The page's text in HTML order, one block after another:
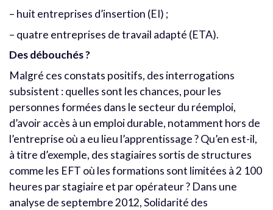
– huit entreprises d’insertion (EI) ;
– quatre entreprises de travail adapté (ETA).
Des débouchés ?
Malgré ces constats positifs, des interrogations
subsistent : quelles sont les chances, pour les
personnes formées dans le secteur du réemploi,
d’avoir accès à un emploi durable, notamment hors de
l’entreprise où a eu lieu l’apprentissage ? Qu’en est-il,
à titre d’exemple, des stagiaires sortis de structures
comme les EFT où les formations sont limitées à 2 100
heures par stagiaire et par opérateur ? Dans une
analyse de septembre 2012, Solidarité des